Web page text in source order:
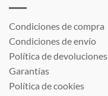
Condiciones de compra
Condiciones de envío
Política de devoluciones
Garantías
Política de cookies